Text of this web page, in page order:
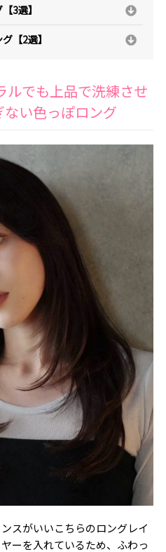
3選】
【2選】
ルでも上品で洗練させ
い色っぽロング
スがいいこちらのロングレイ
ーを入れているため、ふわっ